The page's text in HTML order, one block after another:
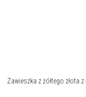
Zawieszka z żółtego złota